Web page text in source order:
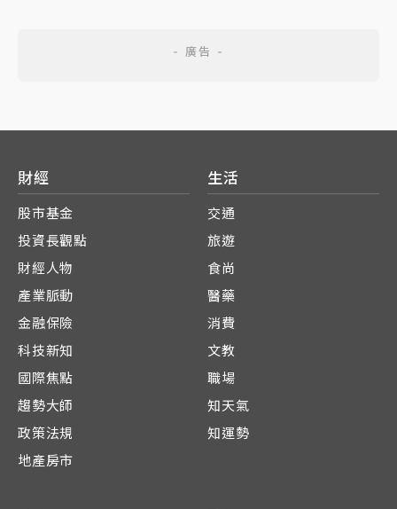
財經
股市基金
投資長觀點
財經人物
產業脈動
金融保險
科技新知
國際焦點
趨勢大師
政策法規
地產房市
生活
交通
旅遊
食尚
醫藥
消費
文教
職場
知天氣
知運勢